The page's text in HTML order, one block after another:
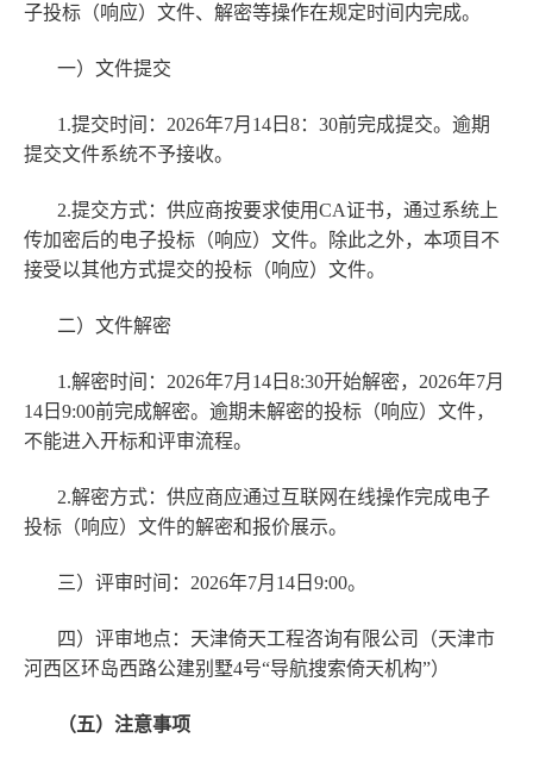
子投标（响应）文件、解密等操作在规定时间内完成。
一）文件提交
1.提交时间：2026年7月14日8：30前完成提交。逾期
提交文件系统不予接收。
2.提交方式：供应商按要求使用CA证书，通过系统上
传加密后的电子投标（响应）文件。除此之外，本项目不
接受以其他方式提交的投标（响应）文件。
二）文件解密
1.解密时间：2026年7月14日8:30开始解密，2026年7月
14日9:00前完成解密。逾期未解密的投标（响应）文件，
不能进入开标和评审流程。
2.解密方式：供应商应通过互联网在线操作完成电子
投标（响应）文件的解密和报价展示。
三）评审时间：2026年7月14日9:00。
四）评审地点：天津倚天工程咨询有限公司（天津市
河西区环岛西路公建别墅4号“导航搜索倚天机构”）
（五）注意事项